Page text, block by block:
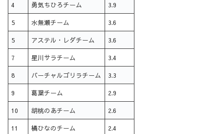
4 勇気ちひろチーム 3.9
5 水無瀬チーム 3.6
5 アステル・レダチーム 3.6
7 星川サラチーム 3.4
8 バーチャルゴリラチーム 3.3
9 葛葉チーム 2.9
10 胡桃のあチーム 2.6
11 橘ひなのチーム 2.4